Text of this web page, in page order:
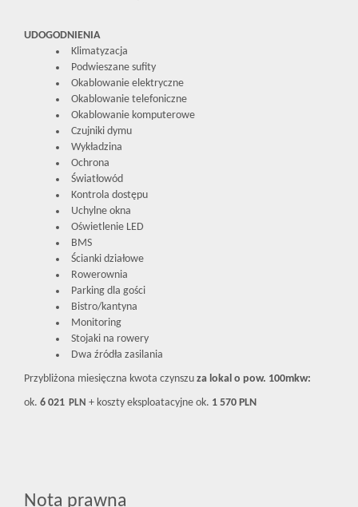
UDOGODNIENIA
Klimatyzacja
Podwieszane sufity
Okablowanie elektryczne
Okablowanie telefoniczne
Okablowanie komputerowe
Czujniki dymu
Wykładzina
Ochrona
Światłowód
Kontrola dostępu
Uchylne okna
Oświetlenie LED
BMS
Ścianki działowe
Rowerownia
Parking dla gości
Bistro/kantyna
Monitoring
Stojaki na rowery
Dwa źródła zasilania
Przybliżona miesięczna kwota czynszu za lokal o pow. 100mkw:
ok. 6 021 PLN + koszty eksploatacyjne ok. 1 570 PLN
Nota prawna